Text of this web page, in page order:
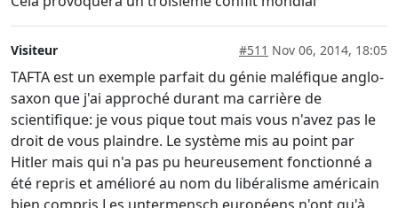
Visiteur #511 Nov 06, 2014, 18:05
TAFTA est un exemple parfait du génie maléfique anglo-
saxon que j'ai approché durant ma carrière de
scientifique: je vous pique tout mais vous n'avez pas le
droit de vous plaindre. Le système mis au point par
Hitler mais qui n'a pas pu heureusement fonctionné a
été repris et amélioré au nom du libéralisme américain